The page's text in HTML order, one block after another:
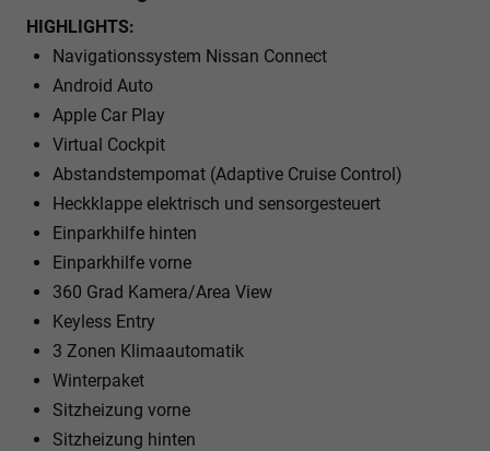
HIGHLIGHTS:
Navigationssystem Nissan Connect
Android Auto
Apple Car Play
Virtual Cockpit
Abstandstempomat (Adaptive Cruise Control)
Heckklappe elektrisch und sensorgesteuert
Einparkhilfe hinten
Einparkhilfe vorne
360 Grad Kamera/Area View
Keyless Entry
3 Zonen Klimaautomatik
Winterpaket
Sitzheizung vorne
Sitzheizung hinten